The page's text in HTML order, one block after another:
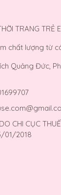
TRANG TRẺ
chất lượng từ
Quảng Đức,
CHI CỤC
01/2018